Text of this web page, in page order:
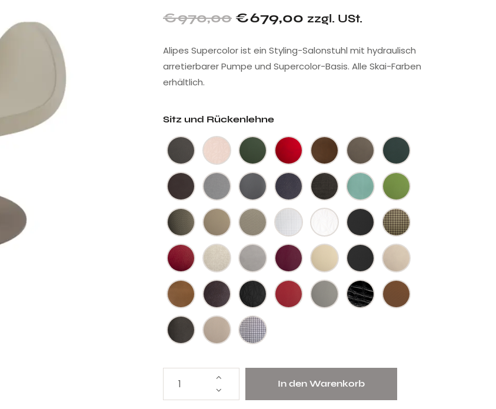
€970,00 €679,00 zzgl. USt.
Alipes Supercolor ist ein Styling-Salonstuhl mit hydraulisch
arretierbarer Pumpe und Supercolor-Basis. Alle Skai-Farben
erhältlich.
Sitz und Rückenlehne
In den Warenkorb